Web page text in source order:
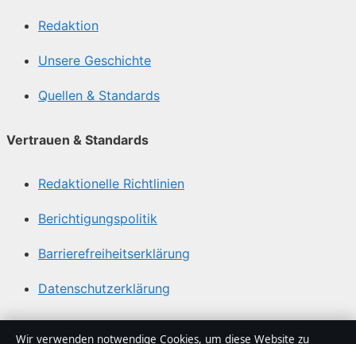
Redaktion
Unsere Geschichte
Quellen & Standards
Vertrauen & Standards
Redaktionelle Richtlinien
Berichtigungspolitik
Barrierefreiheitserklärung
Datenschutzerklärung
Über Politikstudio in Kürze
Wir verwenden notwendige Cookies, um diese Website zu